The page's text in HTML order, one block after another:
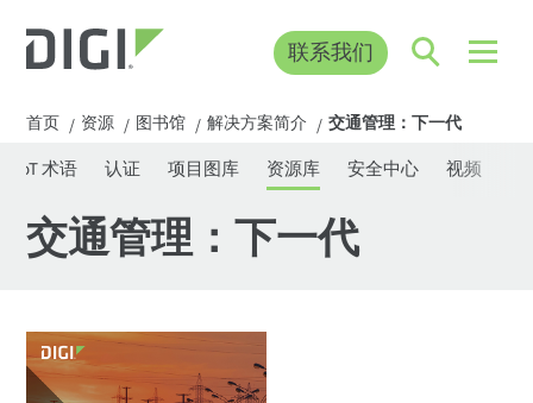
联系我们
首页 / 资源 / 图书馆 / 解决方案简介 / 交通管理：下一代
IoT 术语 认证 项目图库 资源库 安全中心 视频
交通管理：下一代